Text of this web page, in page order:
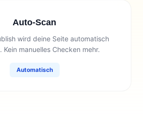
Auto-Scan
wird deine Seite automatisch
Kein manuelles Checken mehr.
Automatisch